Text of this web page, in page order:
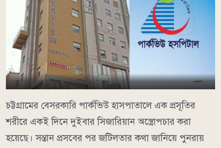
চট্টগ্রামের বেসরকারি পার্কভিউ হাসপাতালে এক প্রসূতির
শরীরে একই দিনে দুইবার সিজারিয়ান অস্ত্রোপচার করা
হয়েছে। সন্তান প্রসবের পর জটিলতার কথা জানিয়ে পুনরায়